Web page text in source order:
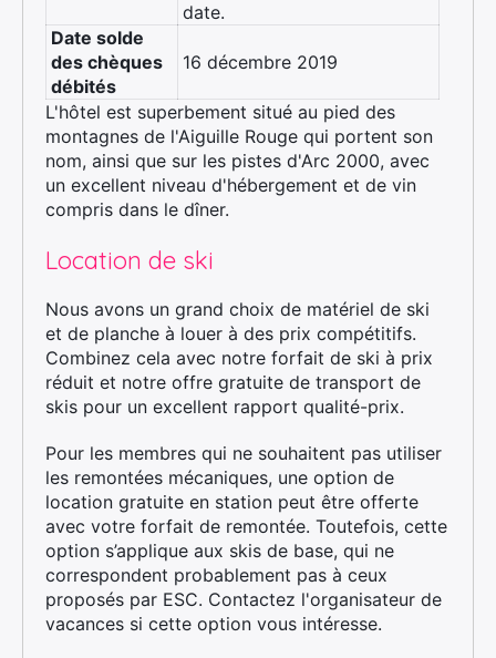
date.
Date solde
des chèques
débités
16 décembre 2019
L'hôtel est superbement situé au pied des
montagnes de l'Aiguille Rouge qui portent son
nom, ainsi que sur les pistes d'Arc 2000, avec
un excellent niveau d'hébergement et de vin
compris dans le dîner.
Location de ski
Nous avons un grand choix de matériel de ski
et de planche à louer à des prix compétitifs.
Combinez cela avec notre forfait de ski à prix
réduit et notre offre gratuite de transport de
skis pour un excellent rapport qualité-prix.
Pour les membres qui ne souhaitent pas utiliser
les remontées mécaniques, une option de
location gratuite en station peut être offerte
avec votre forfait de remontée. Toutefois, cette
option s’applique aux skis de base, qui ne
correspondent probablement pas à ceux
proposés par ESC. Contactez l'organisateur de
vacances si cette option vous intéresse.